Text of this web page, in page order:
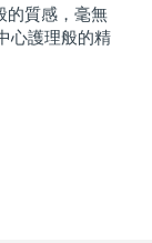
的質感，毫無
心護理般的精